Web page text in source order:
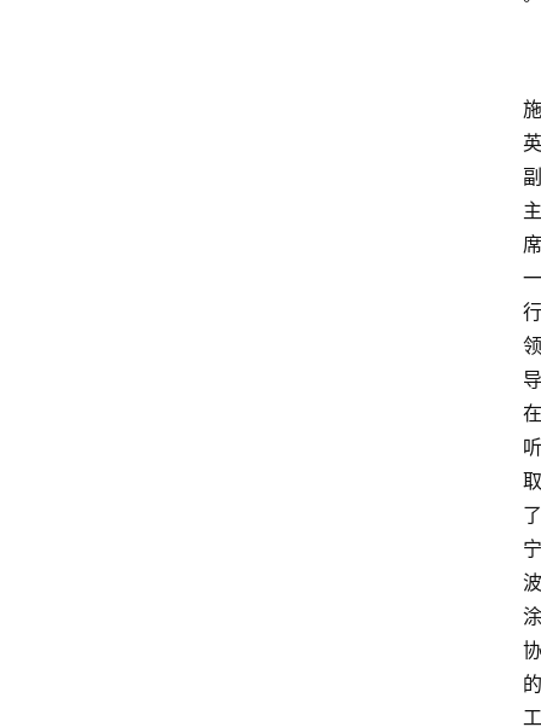
施
英
副
主
席
一
行
领
导
在
听
取
了
宁
波
涂
协
的
工